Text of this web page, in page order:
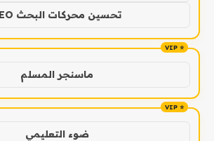
تحسين محركات البحث SEO
ماسنجر المسلم
ضوء التعليمي